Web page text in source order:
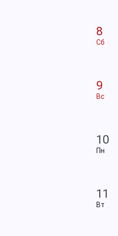
8
Сб
9
Вс
10
Пн
11
Вт